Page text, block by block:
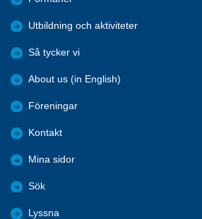
Utbildning och aktiviteter
Så tycker vi
About us (in English)
Föreningar
Kontakt
Mina sidor
Sök
Lyssna